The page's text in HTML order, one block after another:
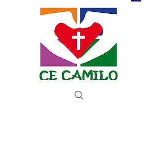
Donar ahora